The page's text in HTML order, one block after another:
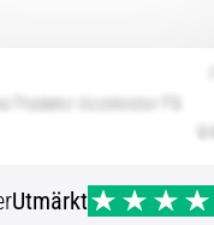
Utmärkt